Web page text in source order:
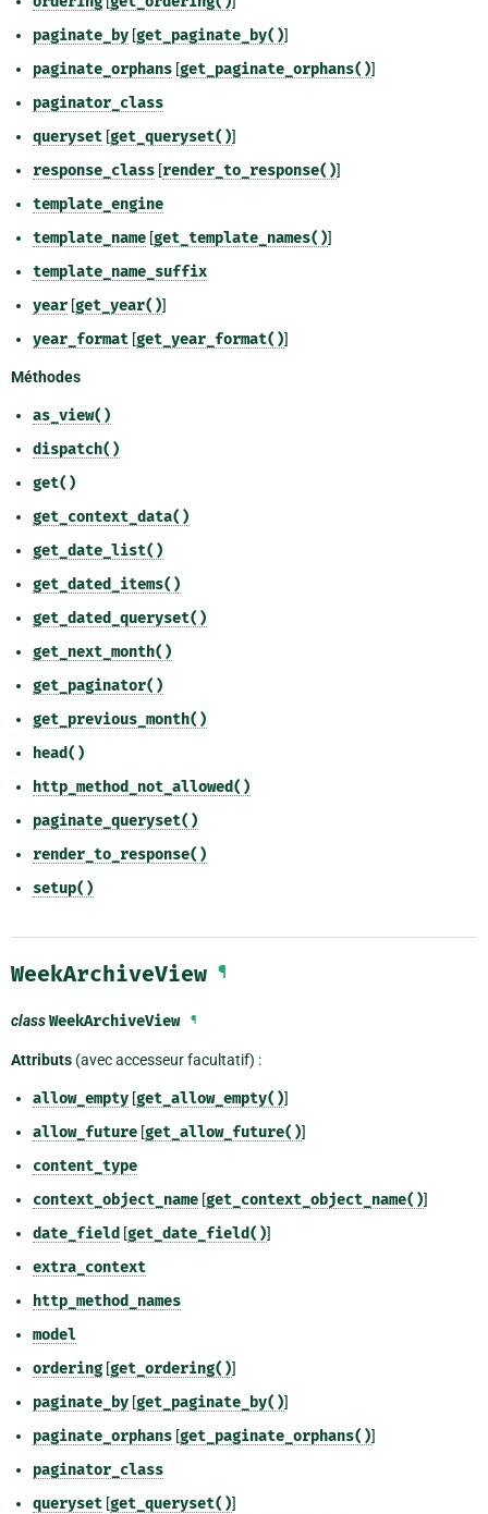
paginate_by [get_paginate_by()]
paginate_orphans [get_paginate_orphans()]
paginator_class
queryset [get_queryset()]
response_class [render_to_response()]
template_engine
template_name [get_template_names()]
template_name_suffix
year [get_year()]
year_format [get_year_format()]
Méthodes
as_view()
dispatch()
get()
get_context_data()
get_date_list()
get_dated_items()
get_dated_queryset()
get_next_month()
get_paginator()
get_previous_month()
head()
http_method_not_allowed()
paginate_queryset()
render_to_response()
setup()
WeekArchiveView ¶
classWeekArchiveView ¶
Attributs (avec accesseur facultatif) :
allow_empty [get_allow_empty()]
allow_future [get_allow_future()]
content_type
context_object_name [get_context_object_name()]
date_field [get_date_field()]
extra_context
http_method_names
model
ordering [get_ordering()]
paginate_by [get_paginate_by()]
paginate_orphans [get_paginate_orphans()]
paginator_class
queryset [get_queryset()]